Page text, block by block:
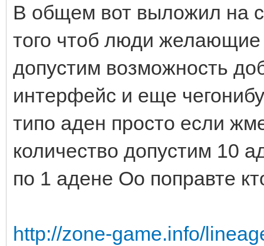
В общем вот выложил на
того чтоб люди желающие
допустим возможность
интерфейс и еще
типо аден просто если
количество допустим 10
по 1 адене Оо поправте
http://zone-game.info/